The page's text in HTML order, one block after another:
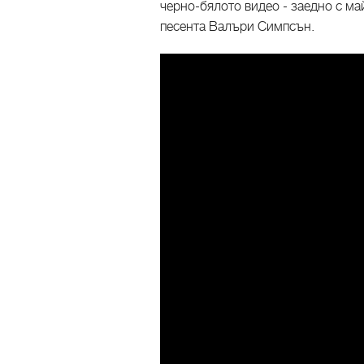
черно-бялото видео - заедно с
песента Валъри Симпсън.